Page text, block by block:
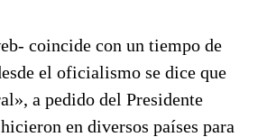
coincide con un tiempo de
el oficialismo se dice que
a pedido del Presidente
en diversos países para